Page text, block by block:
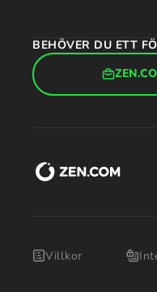
BEHÖVER DU ETT
Villkor